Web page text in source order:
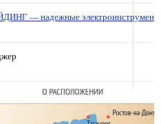
— надежные